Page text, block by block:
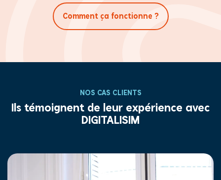
Comment ça fonctionne ?
NOS CAS CLIENTS
Ils témoignent de leur expérience avec
DIGITALISIM